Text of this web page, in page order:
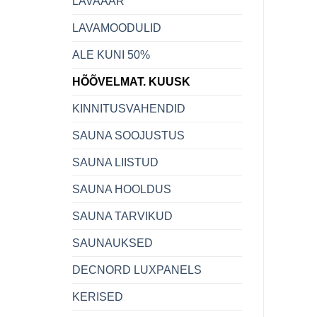
LAVAMOODULID
ALE KUNI 50%
HÕÕVELMAT. KUUSK
KINNITUSVAHENDID
SAUNA SOOJUSTUS
SAUNA LIISTUD
SAUNA HOOLDUS
SAUNA TARVIKUD
SAUNAUKSED
DECNORD LUXPANELS
KERISED